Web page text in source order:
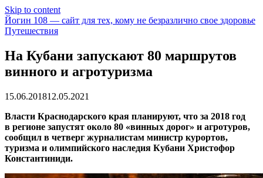
Skip to content
Йогин 108 — сайт для тех, кому не безразлично свое здоровье
Путешествия
На Кубани запускают 80 маршрутов
винного и агротуризма
15.06.201812.05.2021
Власти Краснодарского края планируют, что за 2018 год
в регионе запустят около 80 «винных дорог» и агротуров,
сообщил в четверг журналистам министр курортов,
туризма и олимпийского наследия Кубани Христофор
Константиниди.